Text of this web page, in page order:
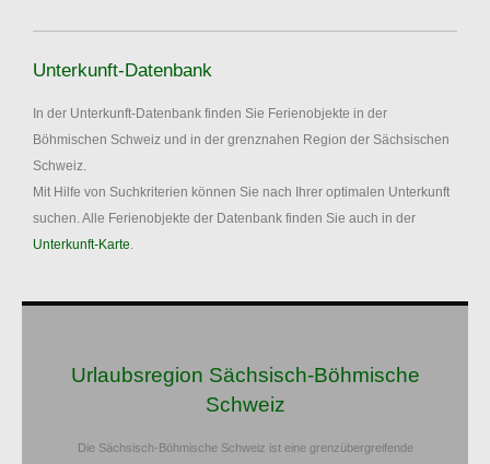
Unterkunft-Datenbank
In der Unterkunft-Datenbank finden Sie Ferienobjekte in der
Böhmischen Schweiz und in der grenznahen Region der Sächsischen
Schweiz.
Mit Hilfe von Suchkriterien können Sie nach Ihrer optimalen Unterkunft
suchen. Alle Ferienobjekte der Datenbank finden Sie auch in der
Unterkunft-Karte.
Urlaubsregion Sächsisch-Böhmische
Schweiz
Die Sächsisch-Böhmische Schweiz ist eine grenzübergreifende